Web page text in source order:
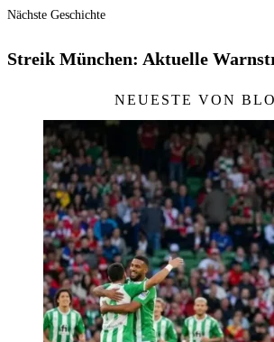
Nächste Geschichte
Streik München: Aktuelle
NEUESTE VON